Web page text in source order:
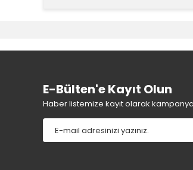
Ürün resmi kalitesiz, bozuk
Ürün bilgilerinde hatalar
Ürün fiyatı diğer sitelerden
Bu ürüne benzer farklı
E-Bülten'e Kayıt Olun
Haber listemize kayıt olarak